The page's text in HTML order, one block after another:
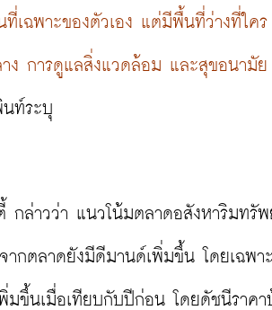
เฉพาะของตัวเอง แต่มีพื้นที่ว่างที่ใคร
ง การดูแลสิ่งแวดล้อม และสุขอนามัย
กล่าวว่า แนวโน้มตลาดอสังหาริมทรั
ากตลาดยังมีดีมานด์เพิ่มขึ้น โดยเฉพา
มขึ้นเมื่อเทียบกับปีก่อน โดยดัชนีราคา